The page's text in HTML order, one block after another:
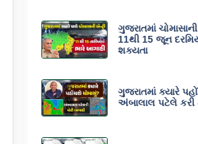
ગુજરાતમાં
11થી 15 જૂન
શક્યતા
ગુજરાતમાં ક્યારે
અંબાલાલ પટેલે કરી